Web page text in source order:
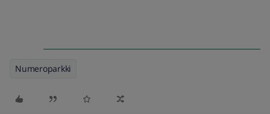
Numeroparkki